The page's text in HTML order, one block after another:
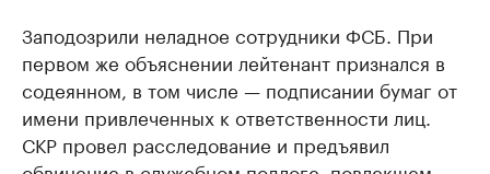
Заподозрили неладное сотрудники ФСБ. При
первом же объяснении лейтенант признался в
содеянном, в том числе — подписании бумаг от
имени привлеченных к ответственности лиц.
СКР провел расследование и предъявил